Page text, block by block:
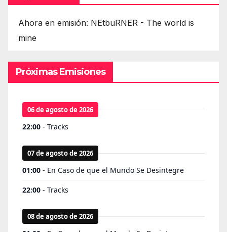
Ahora en emisión: NEtbuRNER - The world is
mine
Próximas Emisiones